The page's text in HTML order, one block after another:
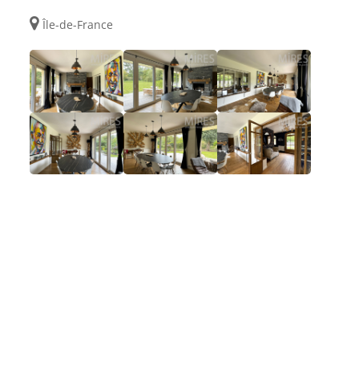
Île-de-France